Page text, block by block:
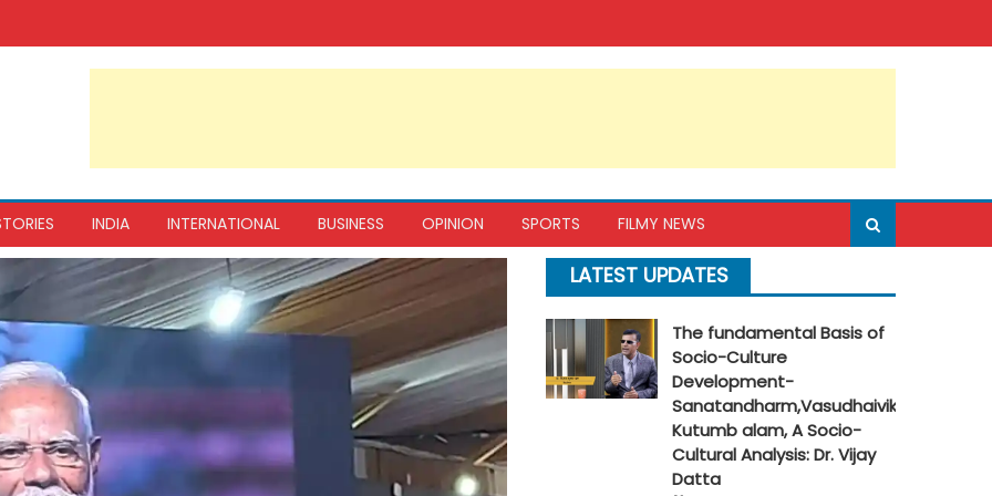
INDIA INTERNATIONAL BUSINESS OPINION SPORTS FILMY NEWS
LATEST UPDATES
The fundamental Basis of
Socio-Culture
Development-
Sanatandharm,Vasudhaivik
Kutumb alam, A Socio-
Cultural Analysis: Dr. Vijay
Datta